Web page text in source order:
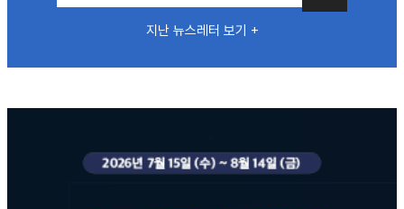
지난 뉴스레터 보기 +